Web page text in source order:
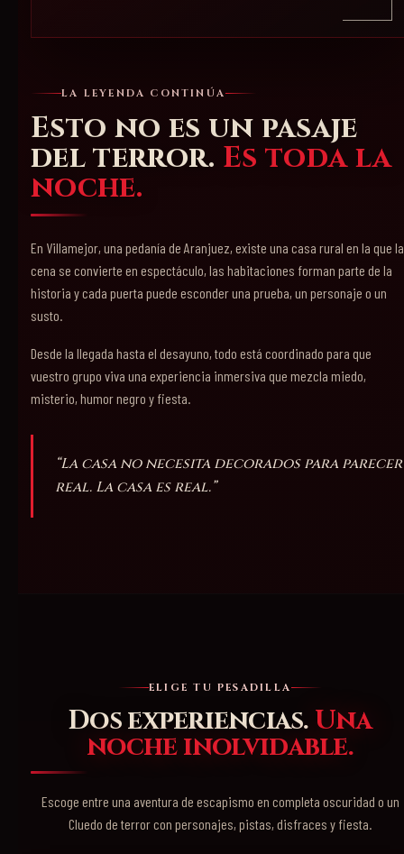
LA LEYENDA CONTINÚA
Esto no es un pasaje
del terror. Es toda la
noche.
En Villamejor, una pedanía de Aranjuez, existe una casa rural en la que la
cena se convierte en espectáculo, las habitaciones forman parte de la
historia y cada puerta puede esconder una prueba, un personaje o un
susto.
Desde la llegada hasta el desayuno, todo está coordinado para que
vuestro grupo viva una experiencia inmersiva que mezcla miedo,
misterio, humor negro y fiesta.
“La casa no necesita decorados para parecer
real. La casa es real.”
ELIGE TU PESADILLA
Dos experiencias. Una
noche inolvidable.
Escoge entre una aventura de escapismo en completa oscuridad o un
Cluedo de terror con personajes, pistas, disfraces y fiesta.